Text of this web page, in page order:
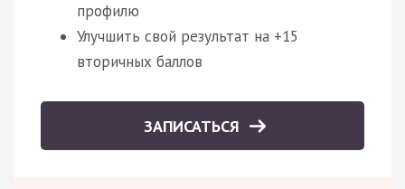
профилю
Улучшить свой результат на +15
вторичных баллов
ЗАПИСАТЬСЯ